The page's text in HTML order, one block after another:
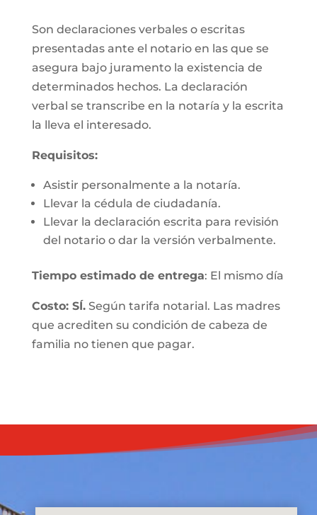
Son declaraciones verbales o escritas
presentadas ante el notario en las que se
asegura bajo juramento la existencia de
determinados hechos. La declaración
verbal se transcribe en la notaría y la escrita
la lleva el interesado.
Requisitos:
Asistir personalmente a la notaría.
Llevar la cédula de ciudadanía.
Llevar la declaración escrita para revisión
del notario o dar la versión verbalmente.
Tiempo estimado de entrega: El mismo día
Costo: SÍ.Según tarifa notarial. Las madres
que acrediten su condición de cabeza de
familia no tienen que pagar.